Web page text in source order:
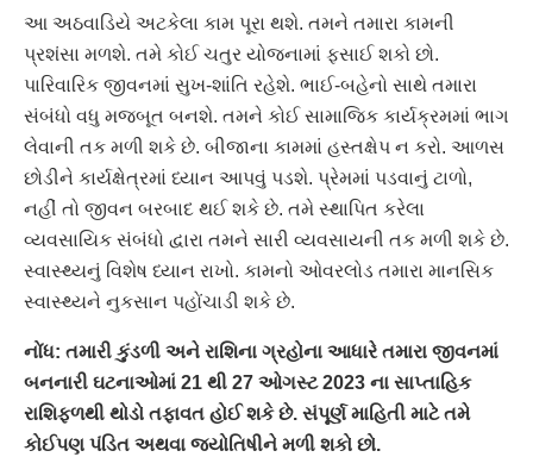
આ અઠવાડિયે અટકેલા કામ પૂરા થશે. તમને તમારા કામની
પ્રશંસા મળશે. તમે કોઈ ચતુર યોજનામાં ફસાઈ શકો છો.
પારિવારિક જીવનમાં સુખ-શાંતિ રહેશે. ભાઈ-બહેનો સાથે તમારા
સંબંધો વધુ મજબૂત બનશે. તમને કોઈ સામાજિક કાર્યક્રમમાં ભાગ
લેવાની તક મળી શકે છે. બીજાના કામમાં હસ્તક્ષેપ ન કરો. આળસ
છોડીને કાર્યક્ષેત્રમાં ધ્યાન આપવું પડશે. પ્રેમમાં પડવાનું ટાળો,
નહીં તો જીવન બરબાદ થઈ શકે છે. તમે સ્થાપિત કરેલા
વ્યવસાયિક સંબંધો દ્વારા તમને સારી વ્યવસાયની તક મળી શકે છે.
સ્વાસ્થ્યનું વિશેષ ધ્યાન રાખો. કામનો ઓવરલોડ તમારા માનસિક
સ્વાસ્થ્યને નુકસાન પહોંચાડી શકે છે.
નોંધ: તમારી કુંડળી અને રાશિના ગ્રહોના આધારે તમારા જીવનમાં
બનનારી ઘટનાઓમાં 21 થી 27 ઓગસ્ટ 2023 ના સાપ્તાહિક ​​
રાશિફળથી થોડો તફાવત હોઈ શકે છે. સંપૂર્ણ માહિતી માટે તમે
કોઈપણ પંડિત અથવા જ્યોતિષીને મળી શકો છો.